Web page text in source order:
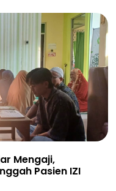
Mengaji,
Pasien IZI